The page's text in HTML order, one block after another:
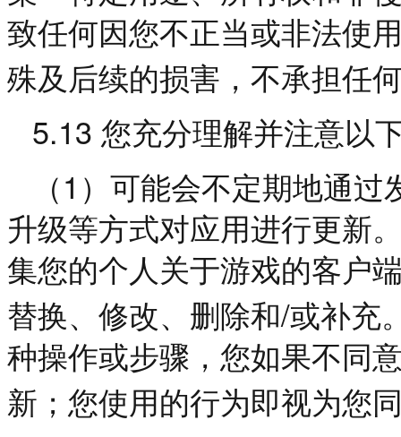
致任何因您不正当或非法使
殊及后续的损害，不承担任
5.13 您充分理解并注意以
（ 1 ）可能会不定期地通过
升级等方式对应用进行更新
集您的个人关于游戏的客户
替换、修改、删除和/或补充
种操作或步骤，您如果不同
新；您使用的行为即视为您